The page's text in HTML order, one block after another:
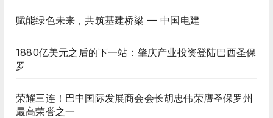
赋能绿色未来，共筑基建桥梁 — 中国电建
1880亿美元之后的下一站：肇庆产业投资登陆巴西圣保
罗
荣耀三连！巴中国际发展商会会长胡忠伟荣膺圣保罗州
最高荣誉之一